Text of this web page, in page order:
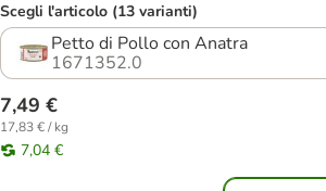
Scegli l'articolo (13 varianti)
Petto di Pollo con Anatra
1671352.0
7,49 €
17,83 € / kg
7,04 €